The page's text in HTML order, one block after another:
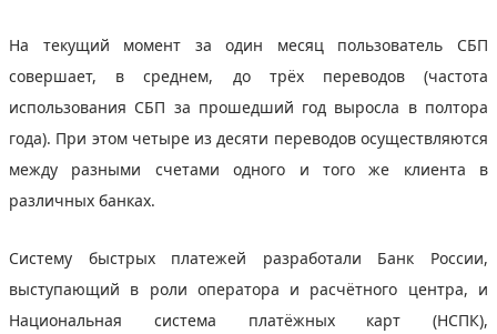
На текущий момент за один месяц пользователь СБП
совершает, в среднем, до трёх переводов (частота
использования СБП за прошедший год выросла в полтора
года). При этом четыре из десяти переводов осуществляются
между разными счетами одного и того же клиента в
различных банках.
Систему быстрых платежей разработали Банк России,
выступающий в роли оператора и расчётного центра, и
Национальная система платёжных карт (НСПК),